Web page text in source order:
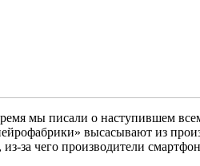
мы писали о наступившем
высасывают из
за чего производители